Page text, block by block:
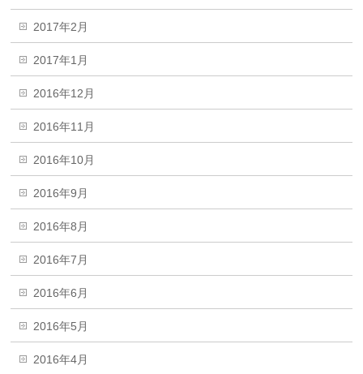
2017年2月
2017年1月
2016年12月
2016年11月
2016年10月
2016年9月
2016年8月
2016年7月
2016年6月
2016年5月
2016年4月